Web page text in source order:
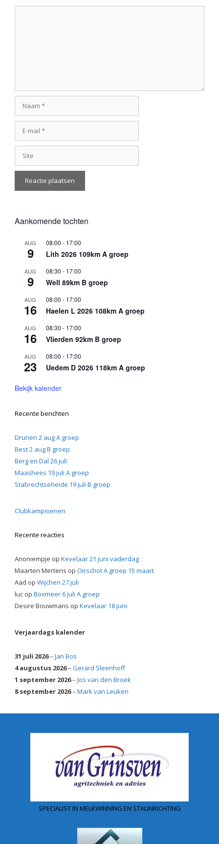
mail
Aankomende tochten
AUG
9
08:00 - 17:00
Lith 2026 109km A groep
AUG
9
08:30 - 17:00
Well 89km B groep
AUG
16
08:00 - 17:00
Haelen L 2026 108km A groep
AUG
16
08:30 - 17:00
Vlierden 92km B groep
AUG
23
08:00 - 17:00
Uedem D 2026 118km A groep
Bekijk kalender
Recente berichten
Drunen 2 aug A groep
Best 2 aug B groep
Berg en Dal 26 juli
Maashees 19 juli A groep
Stabrechtseheide 19 juli B groep
Clubkampioenen
Recente reacties
Anoniempje op Kevelaar 21 juni vaderdag
Maarten Mertens op Oirschot A groep 15 maart
Aad op Wijchen 27 juli
luc op Boxmeer 6 juli A groep
Desire Bouwmans op Kevelaar 18 juni
Verjaardags kalender
31 juli 2026– Jan Bos
4 augustus 2026– Gerard Sleenhoff
1 september 2026– Jos van den Broek
8 september 2026– Mark van Leuken
SPECIALIST IN MELKWINNING EN STALINRICHTING